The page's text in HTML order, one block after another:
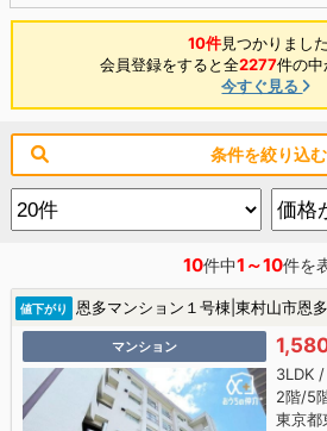
10件見つかりまし
会員登録をすると全2277件の中
今すぐ見る
条件を絞り込む
10件中1～10件を
値下がり 恩多マンション１号棟|東村山市恩
マンション
3LDK
2階/5
東京都